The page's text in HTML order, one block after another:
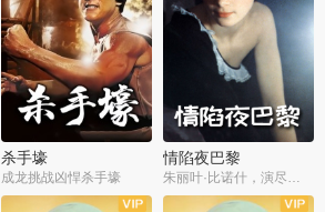
杀手壕
成龙挑战凶悍杀手壕
情陷夜巴黎